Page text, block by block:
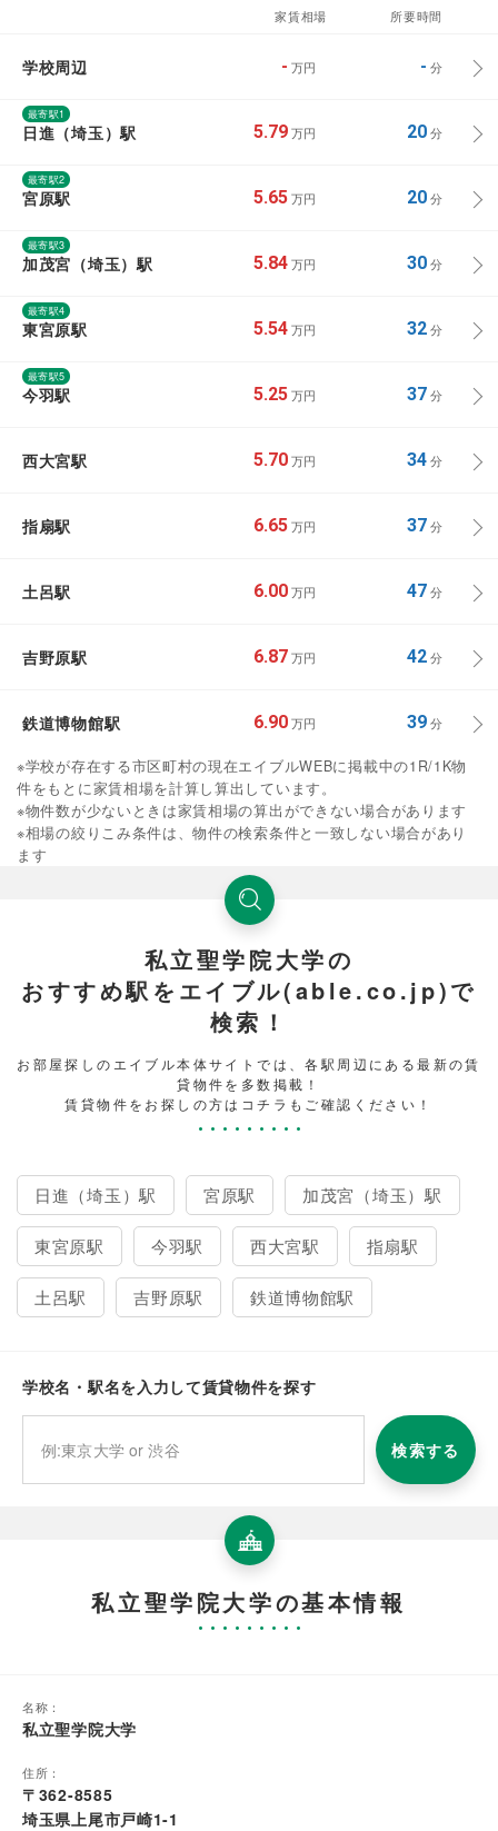
家賃相場 所要時間
学校周辺 - 万円 - 分
最寄駅1
日進（埼玉）駅 5.79 万円 20分
最寄駅2
宮原駅 5.65 万円 20分
最寄駅3
加茂宮（埼玉）駅 5.84 万円 30分
最寄駅4
東宮原駅 5.54 万円 32分
最寄駅5
今羽駅 5.25 万円 37分
西大宮駅 5.70 万円 34分
指扇駅 6.65 万円 37分
土呂駅 6.00 万円 47分
吉野原駅 6.87 万円 42分
鉄道博物館駅 6.90 万円 39分
※学校が存在する市区町村の現在エイブルWEBに掲載中の1R/1K物
件をもとに家賃相場を計算し算出しています。
※物件数が少ないときは家賃相場の算出ができない場合があります
※相場の絞りこみ条件は、物件の検索条件と一致しない場合があり
ます
私立聖学院大学の
おすすめ駅をエイブル(able.co.jp)で
検索！
お部屋探しのエイブル本体サイトでは、各駅周辺にある最新の賃
貸物件を多数掲載！
賃貸物件をお探しの方はコチラもご確認ください！
日進（埼玉）駅 宮原駅 加茂宮（埼玉）駅
東宮原駅 今羽駅 西大宮駅 指扇駅
土呂駅 吉野原駅 鉄道博物館駅
学校名・駅名を入力して賃貸物件を探す
検索する
私立聖学院大学の基本情報
名称：
私立聖学院大学
住所：
〒362-8585
埼玉県上尾市戸崎1-1